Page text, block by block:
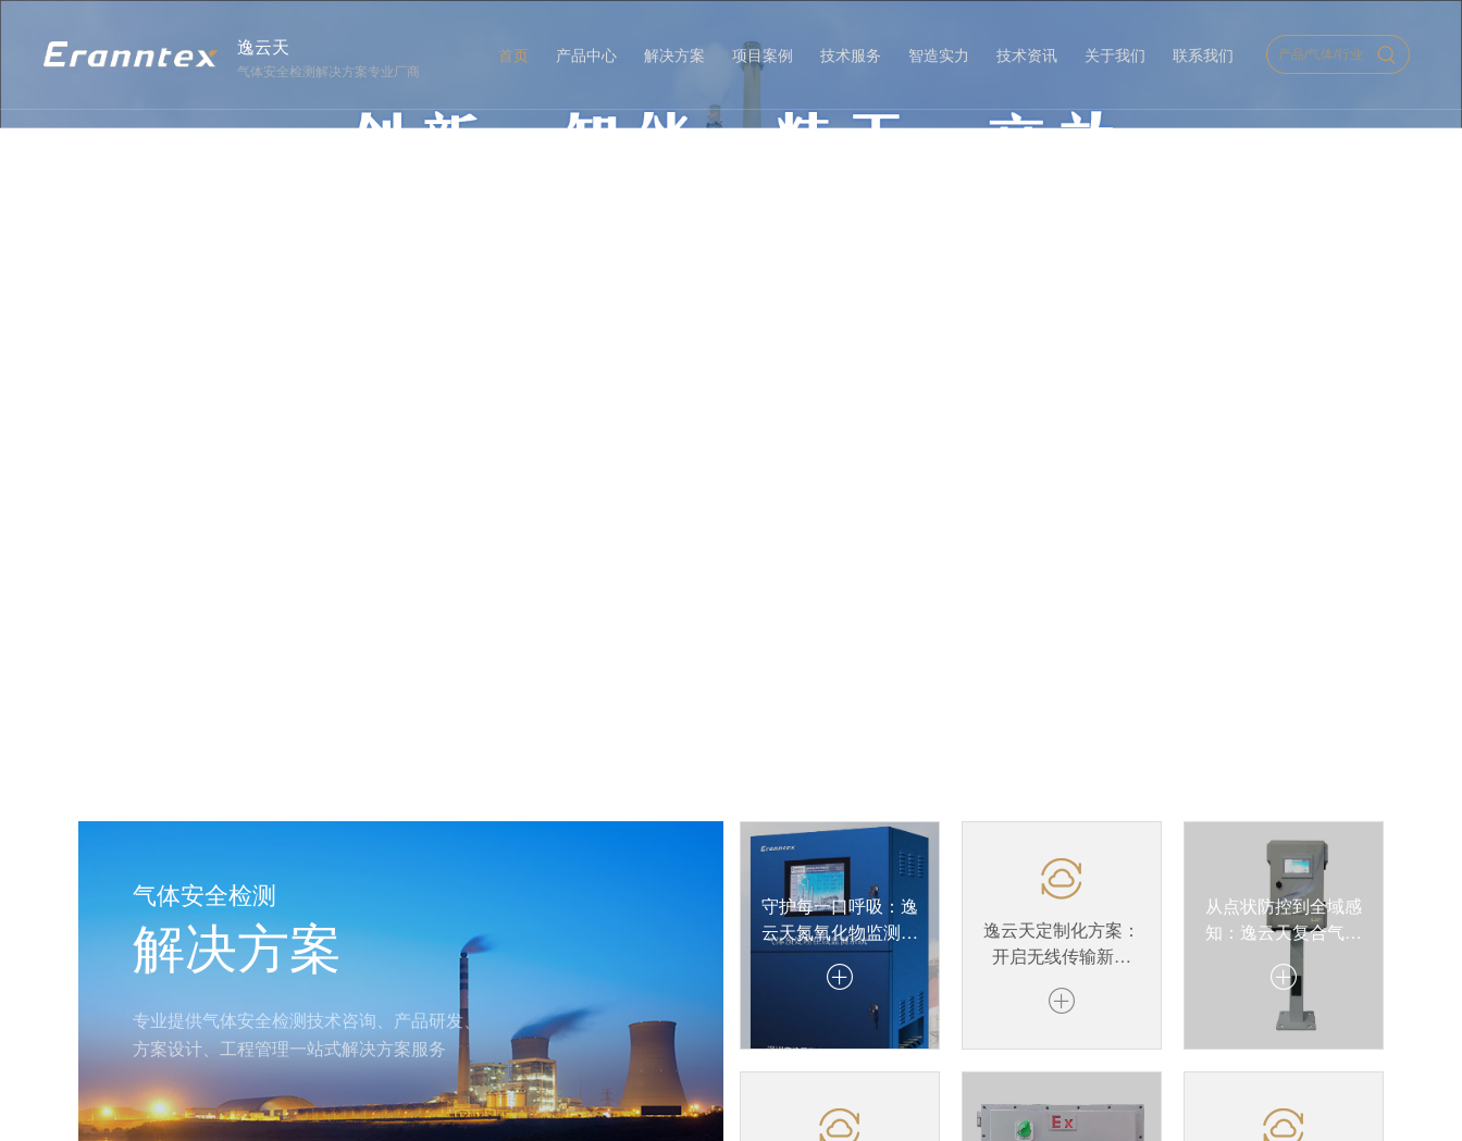
逸云天
气体安全检测解决方案专业厂商
首页 产品中心 解决方案 项目案例 技术服务 智造实力 技术资讯 关于我们 联系我们
气体安全检测
解决方案
专业提供气体安全检测技术咨询、产品研发、
方案设计、工程管理一站式解决方案服务
守护每一口呼吸：逸
云天氮氧化物监测仪
在工业安全中的应用
逸云天定制化方案：
开启无线传输新篇
章，攻克气体检测仪
数据难题
从点状防控到全域感
知：逸云天复合气体
检测仪与机器人协同
定义化工环保新标准